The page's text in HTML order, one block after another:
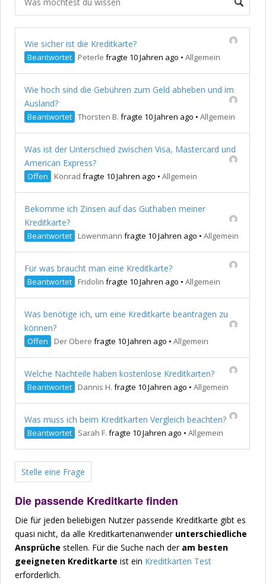
Wie sicher ist die Kreditkarte?
Beantwortet Peterle fragte 10 Jahren ago • Allgemein
Wie hoch sind die Gebühren zum Geld abheben und im
Ausland?
Beantwortet Thorsten B. fragte 10 Jahren ago • Allgemein
Was ist der Unterschied zwischen Visa, Mastercard und
American Express?
Offen Konrad fragte 10 Jahren ago • Allgemein
Bekomme ich Zinsen auf das Guthaben meiner
Kreditkarte?
Beantwortet Löwenmann fragte 10 Jahren ago • Allgemein
Für was braucht man eine Kreditkarte?
Beantwortet Fridolin fragte 10 Jahren ago • Allgemein
Was benötige ich, um eine Kreditkarte beantragen zu
können?
Offen Der Obere fragte 10 Jahren ago • Allgemein
Welche Nachteile haben kostenlose Kreditkarten?
Beantwortet Dannis H. fragte 10 Jahren ago • Allgemein
Was muss ich beim Kreditkarten Vergleich beachten?
Beantwortet Sarah F. fragte 10 Jahren ago • Allgemein
Stelle eine Frage
Die passende Kreditkarte finden
Die für jeden beliebigen Nutzer passende Kreditkarte gibt es
quasi nicht, da alle Kreditkartenanwender unterschiedliche
Ansprüche stellen. Für die Suche nach der am besten
geeigneten Kreditkarte ist ein Kreditkarten Test
erforderlich.